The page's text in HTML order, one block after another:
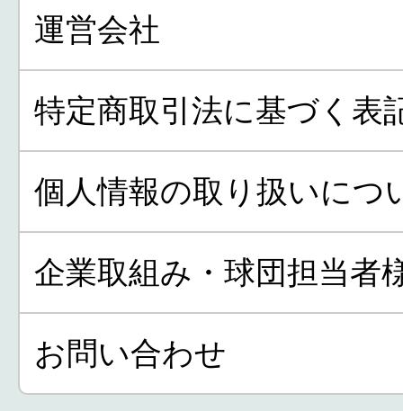
運営会社
特定商取引法に基づく表
個人情報の取り扱いにつ
企業取組み・球団担当者
お問い合わせ